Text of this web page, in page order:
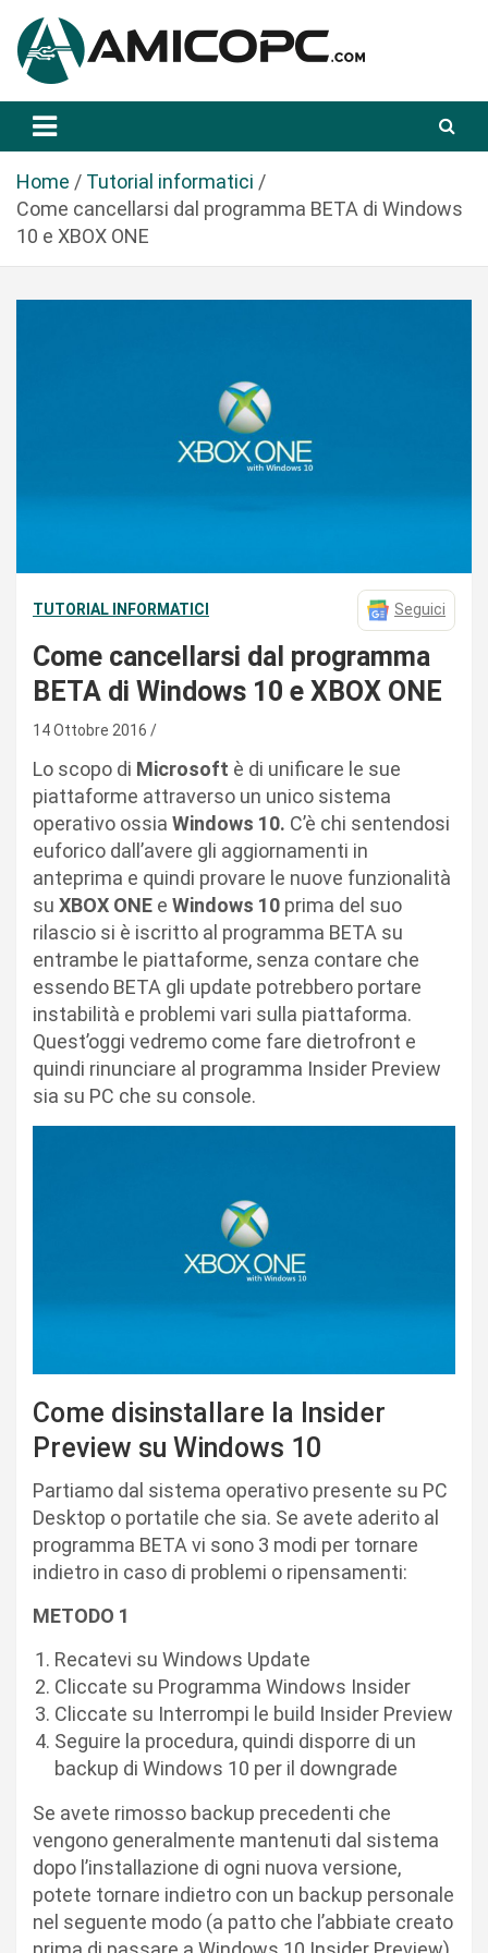
a
Amicopc.com
Home
Tutorial informatici
Come cancellarsi dal programma BETA di Windows
10 e XBOX ONE
TUTORIAL INFORMATICI Seguici
Come cancellarsi dal programma
BETA di Windows 10 e XBOX ONE
14 Ottobre 2016
Lo scopo di Microsoft è di unificare le sue
piattaforme attraverso un unico sistema
operativo ossia Windows 10. C’è chi sentendosi
euforico dall’avere gli aggiornamenti in
anteprima e quindi provare le nuove funzionalità
su XBOX ONE e Windows 10 prima del suo
rilascio si è iscritto al programma BETA su
entrambe le piattaforme, senza contare che
essendo BETA gli update potrebbero portare
instabilità e problemi vari sulla piattaforma.
Quest’oggi vedremo come fare dietrofront e
quindi rinunciare al programma Insider Preview
sia su PC che su console.
Come disinstallare la Insider
Preview su Windows 10
Partiamo dal sistema operativo presente su PC
Desktop o portatile che sia. Se avete aderito al
programma BETA vi sono 3 modi per tornare
indietro in caso di problemi o ripensamenti:
METODO 1
Recatevi su Windows Update
Cliccate su Programma Windows Insider
Cliccate su Interrompi le build Insider Preview
Seguire la procedura, quindi disporre di un
backup di Windows 10 per il downgrade
Se avete rimosso backup precedenti che
vengono generalmente mantenuti dal sistema
dopo l’installazione di ogni nuova versione,
potete tornare indietro con un backup personale
nel seguente modo (a patto che l’abbiate creato